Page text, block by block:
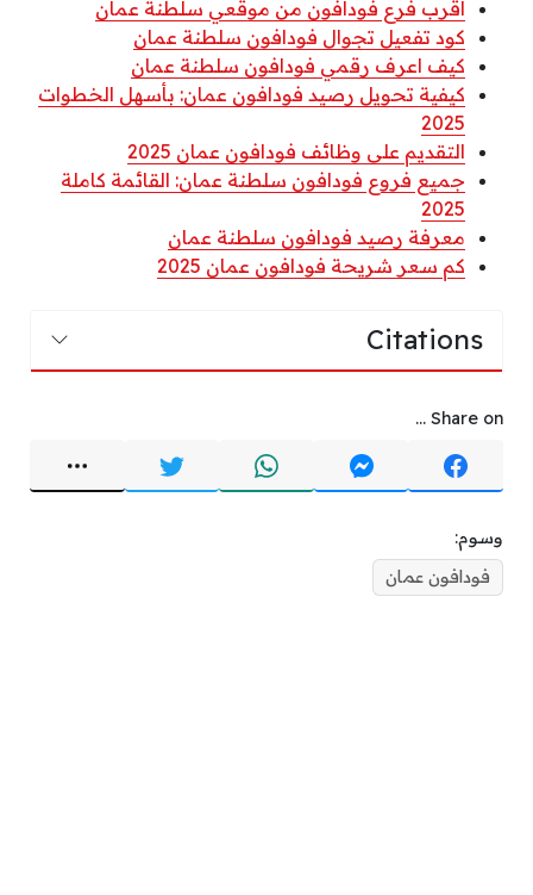
اقرب فرع فودافون من موقعي سلطنة عمان
كود تفعيل تجوال فودافون سلطنة عمان
كيف اعرف رقمي فودافون سلطنة عمان
كيفية تحويل رصيد فودافون عمان: بأسهل الخطوات
2025
التقديم على وظائف فودافون عمان 2025
جميع فروع فودافون سلطنة عمان: القائمة كاملة
2025
معرفة رصيد فودافون سلطنة عمان
كم سعر شريحة فودافون عمان 2025
Citations
Share on ...
وسوم:
فودافون عمان